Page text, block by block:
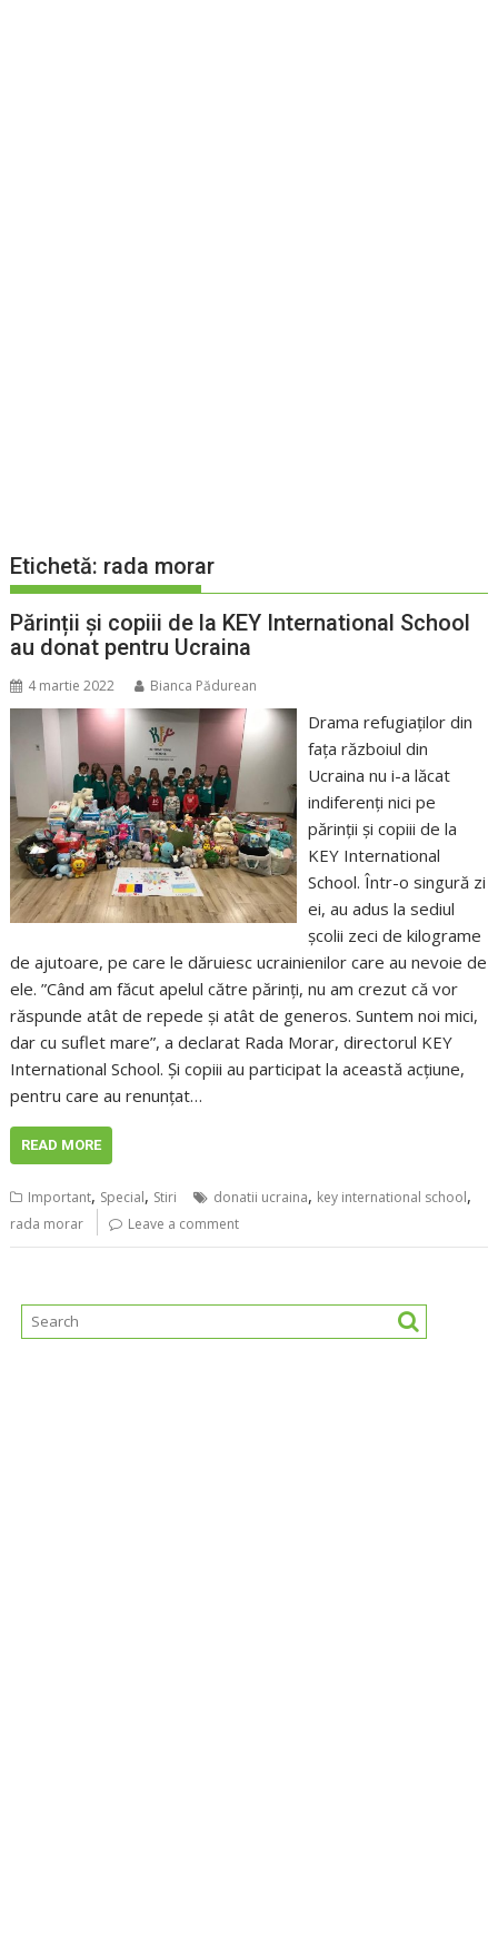
Etichetă: rada morar
Părinții și copiii de la KEY International School
au donat pentru Ucraina
4 martie 2022 Bianca Pădurean
Drama refugiaților din
fața războiul din
Ucraina nu i-a lăcat
indiferenți nici pe
părinții și copiii de la
KEY International
School. Într-o singură zi
ei, au adus la sediul
școlii zeci de kilograme
de ajutoare, pe care le dăruiesc ucrainienilor care au nevoie de
ele. ”Când am făcut apelul către părinți, nu am crezut că vor
răspunde atât de repede și atât de generos. Suntem noi mici,
dar cu suflet mare”, a declarat Rada Morar, directorul KEY
International School. Și copiii au participat la această acțiune,
pentru care au renunțat…
READ MORE
Important, Special, Stiri donatii ucraina, key international school,
rada morar Leave a comment